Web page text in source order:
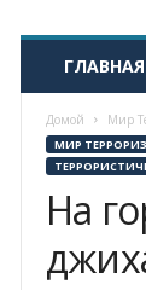
ГЛАВНАЯ
Домой Мир
МИР
На